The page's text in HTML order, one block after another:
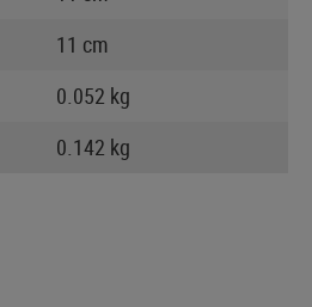
11 cm
0.052 kg
0.142 kg